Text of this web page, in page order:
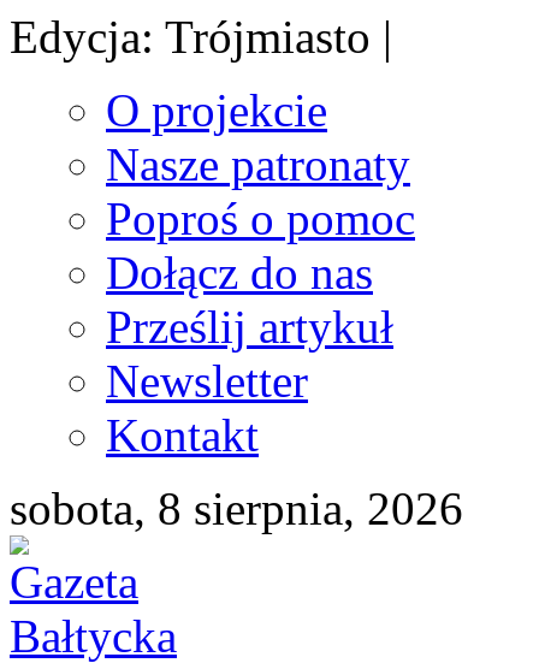
Edycja: Trójmiasto |
O projekcie
Nasze patronaty
Poproś o pomoc
Dołącz do nas
Prześlij artykuł
Newsletter
Kontakt
sobota, 8 sierpnia, 2026